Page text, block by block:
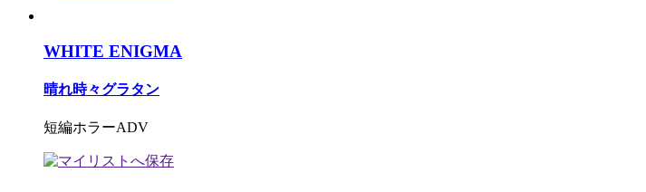
WHITE ENIGMA
晴れ時々グラタン
短編ホラーADV